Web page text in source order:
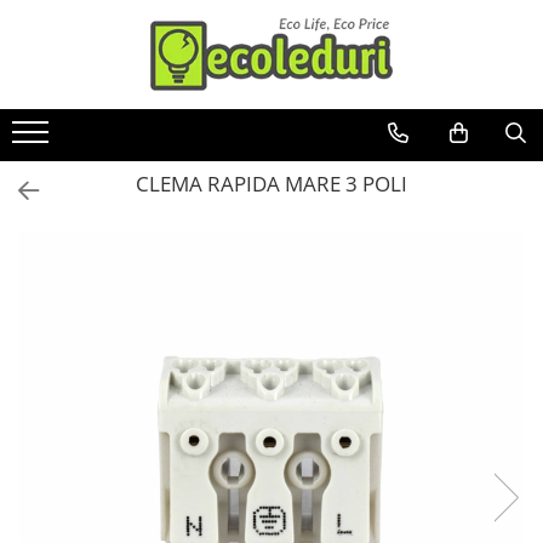
Toate Produsele
Banda LED
Ghirlande luminoase
Modul Led pentru aplica
Tub Neon Fluorescent (Clasic)
Tub Neon LED
CLEMA RAPIDA MARE 3 POLI